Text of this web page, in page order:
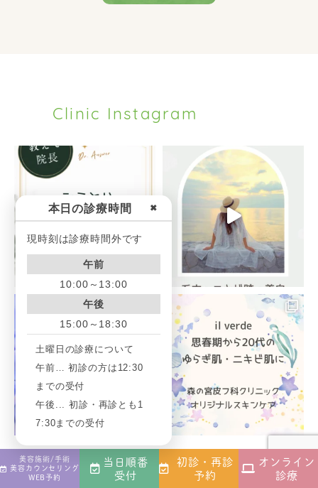
美容施術/手術
美容カウンセリング
WEB予約
当日順番
受付
初診・再診
予約
オンライン
診療
Clinic Instagram
Art Make Instagram
本日の診療時間 ✖
現時刻は診療時間外です
午前
10:00～13:00
午後
15:00～18:30
土曜日の診療について
午前… 初診の方は12:30
までの受付
午後... 初診・再診とも1
7:30までの受付